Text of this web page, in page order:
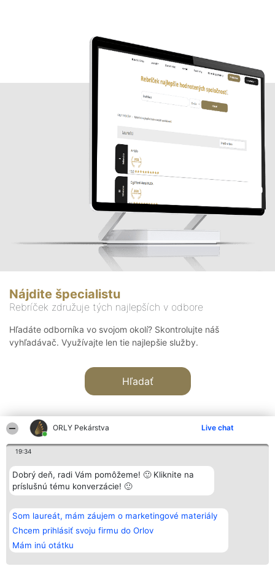
ORLY Pekárstva Live chat
19:34
Dobrý deň, radi Vám pomôžeme! 🙂 Kliknite na
príslušnú tému konverzácie! 🙂
Som laureát, mám záujem o marketingové materiály
Chcem prihlásiť svoju firmu do Orlov
Mám inú otátku
Nájdite špecialistu
Rebríček združuje tých najlepších v odbore
Hľadáte odborníka vo svojom okolí? Skontrolujte náš
vyhľadávač. Využívajte len tie najlepšie služby.
Hľadať
Organizátor hodnotenia
Bright Side Solutions sp. z o.
o. sp. k.
Wrocław 50-079
KRS 0000749100 | Regon
381313360 | NIP 8943132676
+48 508 492 400
Hodnotenie
Laureáti
Lista
Laureatów
Podmienky
Obchodné
podmienky
ochrany
Kontakt
Kontakt